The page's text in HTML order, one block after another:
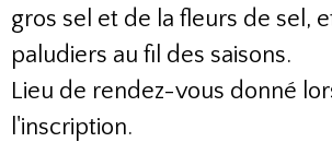
gros sel et de la fleurs de sel,
paludiers au fil des saisons.
Lieu de rendez-vous donné
l'inscription.